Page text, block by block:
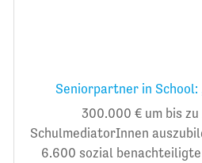
Seniorpartner in School:
300.000 € um bis
SchulmediatorInnen
6.600 sozial